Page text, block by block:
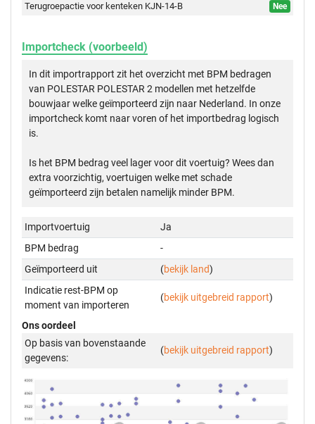
Terugroepactie voor kenteken KJN-14-B
Nee
Importcheck (voorbeeld)
In dit importrapport zit het overzicht met BPM bedragen
van POLESTAR POLESTAR 2 modellen met hetzelfde
bouwjaar welke geïmporteerd zijn naar Nederland. In onze
importcheck komt naar voren of het importbedrag logisch
is.
Is het BPM bedrag veel lager voor dit voertuig? Wees dan
extra voorzichtig, voertuigen welke met schade
geïmporteerd zijn betalen namelijk minder BPM.
Importvoertuig
Ja
BPM bedrag
-
Geïmporteerd uit
(bekijk land)
Indicatie rest-BPM op
moment van importeren
(bekijk uitgebreid rapport)
Ons oordeel
Op basis van bovenstaande
gegevens:
(bekijk uitgebreid rapport)